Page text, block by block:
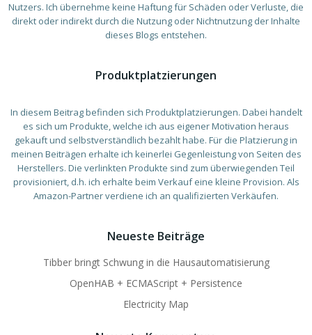
Nutzers. Ich übernehme keine Haftung für Schäden oder Verluste, die
direkt oder indirekt durch die Nutzung oder Nichtnutzung der Inhalte
dieses Blogs entstehen.
Produktplatzierungen
In diesem Beitrag befinden sich Produktplatzierungen. Dabei handelt
es sich um Produkte, welche ich aus eigener Motivation heraus
gekauft und selbstverständlich bezahlt habe. Für die Platzierung in
meinen Beiträgen erhalte ich keinerlei Gegenleistung von Seiten des
Herstellers. Die verlinkten Produkte sind zum überwiegenden Teil
provisioniert, d.h. ich erhalte beim Verkauf eine kleine Provision. Als
Amazon-Partner verdiene ich an qualifizierten Verkäufen.
Neueste Beiträge
Tibber bringt Schwung in die Hausautomatisierung
OpenHAB + ECMAScript + Persistence
Electricity Map